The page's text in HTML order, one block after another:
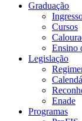
Graduação
Cursos
Ensino
Legislação
Enade
Programas